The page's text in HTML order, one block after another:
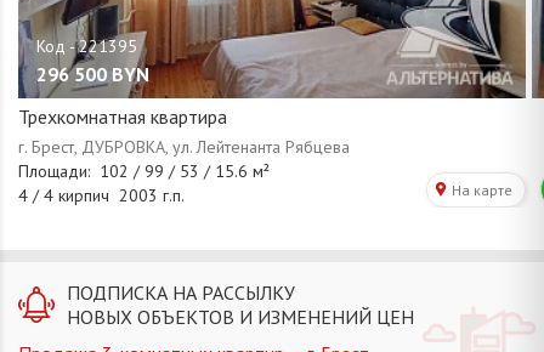
296 500 BYN
Трехкомнатная квартира
ПОДПИСКА НА РАССЫЛКУ
НОВЫХ ОБЪЕКТОВ И ИЗМЕНЕНИЙ ЦЕН